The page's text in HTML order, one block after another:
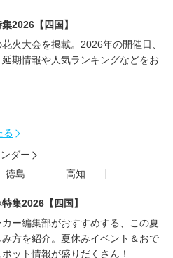
2026【四国】
火大会を掲載。2026年の開催日、
期情報や人気ランキングなどをお
る
ダー
徳島 高知
集2026【四国】
カー編集部がおすすめする、この夏
方を紹介。夏休みイベント＆おで
ット情報が盛りだくさん！